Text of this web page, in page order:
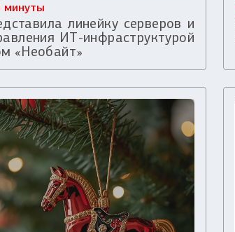
минуты
линейку серверов и
ИТ-инфраструктурой
«Необайт»